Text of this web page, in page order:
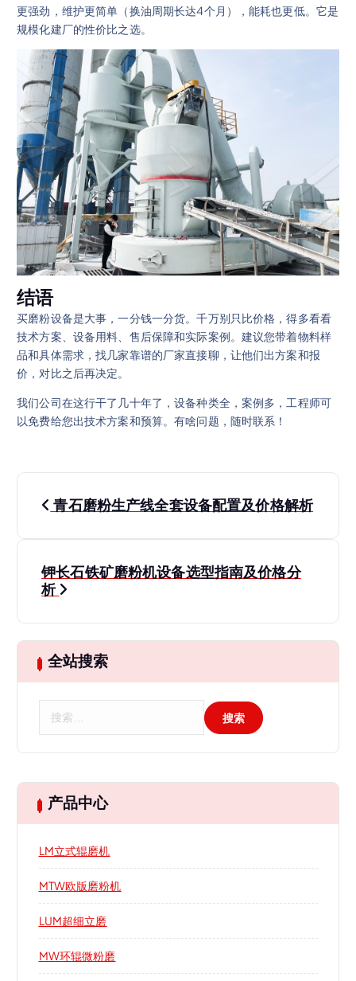
更强劲，维护更简单（换油周期长达4个月），能耗也更低。它是
规模化建厂的性价比之选。
结语
买磨粉设备是大事，一分钱一分货。千万别只比价格，得多看看
技术方案、设备用料、售后保障和实际案例。建议您带着物料样
品和具体需求，找几家靠谱的厂家直接聊，让他们出方案和报
价，对比之后再决定。
我们公司在这行干了几十年了，设备种类全，案例多，工程师可
以免费给您出技术方案和预算。有啥问题，随时联系！
文
导
航
青石磨粉生产线全套设备配置及价格解析
钾长石铁矿磨粉机设备选型指南及价格分
析
全站搜索
产品中心
LM立式辊磨机
MTW欧版磨粉机
LUM超细立磨
MW环辊微粉磨